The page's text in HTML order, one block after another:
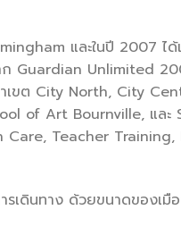
และในปี 2007 ได้
Guardian Unlimited
เขต City North, City
of Art Bournville, และ
Care, Teacher
ดินทาง ด้วยขนาดของเมือ